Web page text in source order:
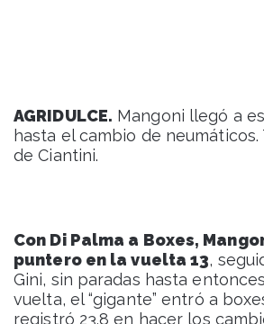
AGRIDULCE. Mangoni llegó a
hasta el cambio de
de Ciantini.
Con Di Palma a Boxes,
puntero en la vuelta 13,
Gini, sin paradas hasta
vuelta, el “gigante” entró a
registró 23.8 en hacer los